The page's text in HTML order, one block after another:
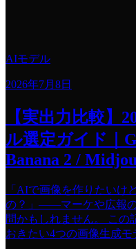
AIモデル
2026年7月8日
【実出力比較】
ル選定ガイド｜
Banana 2 /
「AIで画像を作りたいけ
の？」——マーケや広報
問かもしれません。 この
おきたい4つの画像生成モ